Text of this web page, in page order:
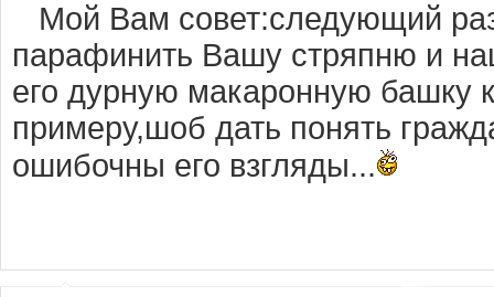
Мой Вам совет:следующий
парафинить Вашу стряпню и
его дурную макаронную башку
примеру,шоб дать понять
ошибочны его взгляды...